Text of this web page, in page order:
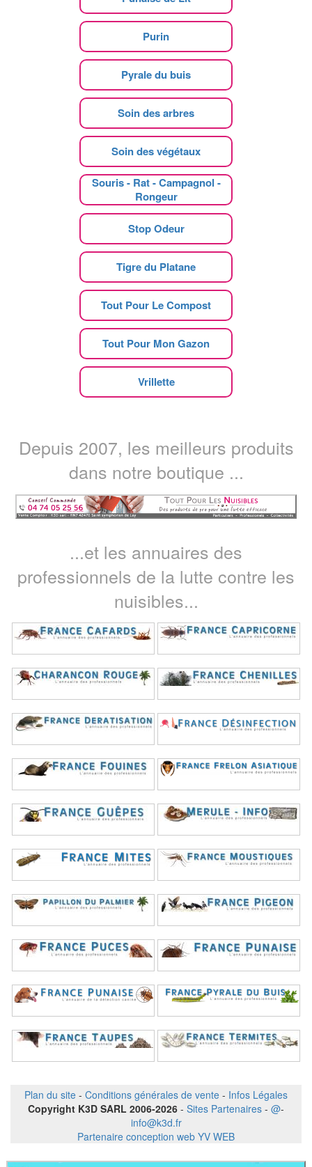
Purin
Pyrale du buis
Soin des arbres
Soin des végétaux
Souris - Rat - Campagnol -
Rongeur
Stop Odeur
Tigre du Platane
Tout Pour Le Compost
Tout Pour Mon Gazon
Vrillette
Depuis 2007, les meilleurs produits
dans notre boutique ...
...et les annuaires des
professionnels de la lutte contre les
nuisibles...
Plan du site - Conditions générales de vente - Infos Légales
Copyright K3D SARL 2006-2026 - Sites Partenaires - @-
info@k3d.fr
Partenaire conception web YV WEB